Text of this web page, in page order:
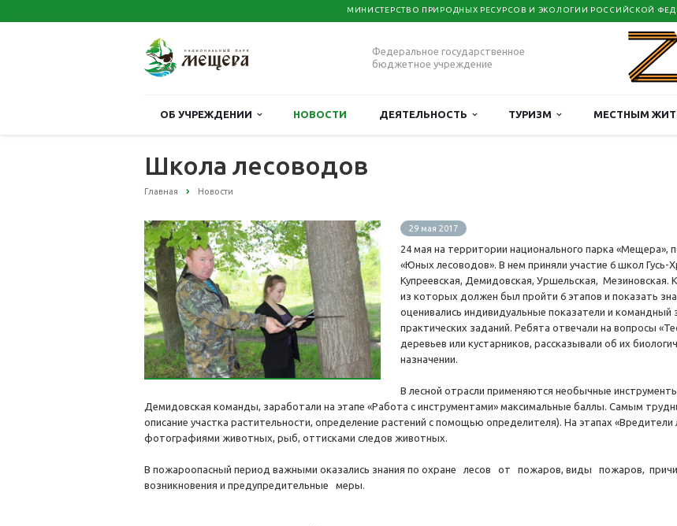
МИНИСТЕРСТВО ПРИРОДНЫХ РЕСУРСОВ И ЭКОЛОГИИ РОССИЙСКОЙ
Федеральное государственное
бюджетное учреждение
ОБ УЧРЕЖДЕНИИ НОВОСТИ ДЕЯТЕЛЬНОСТЬ ТУРИЗМ МЕСТНЫМ
Школа лесоводов
Главная Новости
29 мая 2017
24 мая на территории национального парка «Мещера»,
«Юных лесоводов». В нем приняли участие 6 школ Гусь-
Купреевская, Демидовская, Уршельская,
из которых должен был пройти 6 этапов и показать
оценивались индивидуальные показатели и
практических заданий. Ребята отвечали на вопросы
деревьев или кустарников, рассказывали об их
назначении.
В лесной отрасли применяются необычные
Демидовская команды, заработали на этапе «Работа с инструментами» максимальные баллы. Самым
описание участка растительности, определение растений с помощью определителя). На этапах «Вредители
фотографиями животных, рыб, оттисками следов животных.
В пожароопасный период важными оказались знания по охране лесов от пожаров, виды пожаров,
возникновения и предупредительные меры.